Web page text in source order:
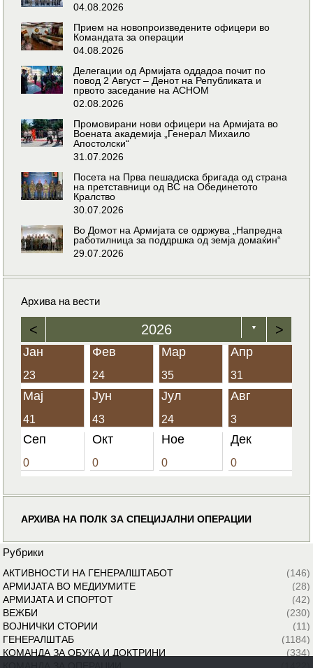
04.08.2026
Прием на новопроизведените офицери во
Командата за операции
04.08.2026
Делегации од Армијата оддадоа почит по
повод 2 Август – Денот на Републиката и
првото заседание на АСНОМ
02.08.2026
Промовирани нови офицери на Армијата во
Воената академија „Генерал Михаило
Апостолски“
31.07.2026
Посета на Прва пешадиска бригада од страна
на претставници од ВС на Обединетото
Кралство
30.07.2026
Во Домот на Армијата се одржува „Напредна
работилница за поддршка од земја домаќин“
29.07.2026
Архива на вести
< 2026 ▼ >
Јан
23
Фев
24
Мар
35
Апр
31
Мај
41
Јун
43
Јул
24
Авг
3
Сеп
0
Окт
0
Ное
0
Дек
0
АРХИВА НА ПОЛК ЗА СПЕЦИЈАЛНИ ОПЕРАЦИИ
Рубрики
АКТИВНОСТИ НА ГЕНЕРАЛШТАБОТ
(146)
АРМИЈАТА ВО МЕДИУМИТЕ
(28)
АРМИЈАТА И СПОРТОТ
(42)
ВЕЖБИ
(230)
ВОЈНИЧКИ СТОРИИ
(11)
ГЕНЕРАЛШТАБ
(1184)
КОМАНДА ЗА ОБУКА И ДОКТРИНИ
(334)